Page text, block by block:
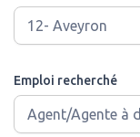
Emploi recherché